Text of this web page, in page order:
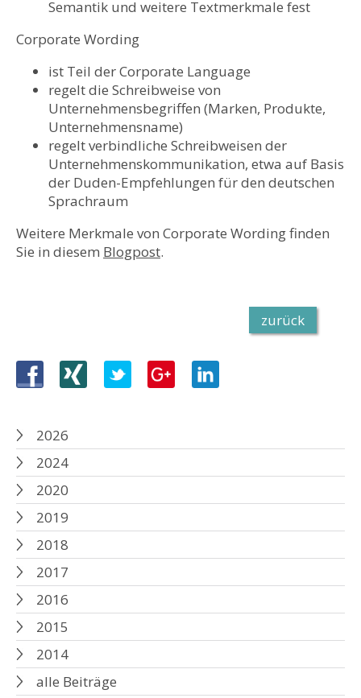
Semantik und weitere Textmerkmale fest
Corporate Wording
ist Teil der Corporate Language
regelt die Schreibweise von
Unternehmensbegriffen (Marken, Produkte,
Unternehmensname)
regelt verbindliche Schreibweisen der
Unternehmenskommunikation, etwa auf Basis
der Duden-Empfehlungen für den deutschen
Sprachraum
Weitere Merkmale von Corporate Wording finden
Sie in diesem Blogpost.
zurück
2026
2024
2020
2019
2018
2017
2016
2015
2014
alle Beiträge